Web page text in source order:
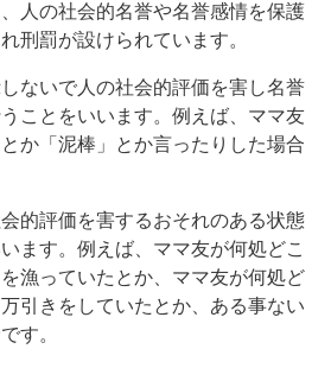
人の社会的名誉や名誉感情を保護
刑罰が設けられています。
ないで人の社会的評価を害し名誉
ことをいいます。例えば、ママ友
か「泥棒」とか言ったりした場合
的評価を害するおそれのある状態
ます。例えば、ママ友が何処どこ
漁っていたとか、ママ友が何処ど
引きをしていたとか、ある事ない
す。